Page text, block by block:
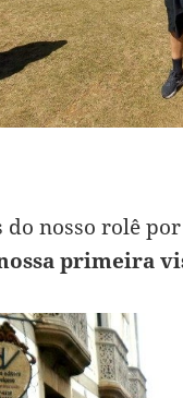
do nosso rolê por
primeira